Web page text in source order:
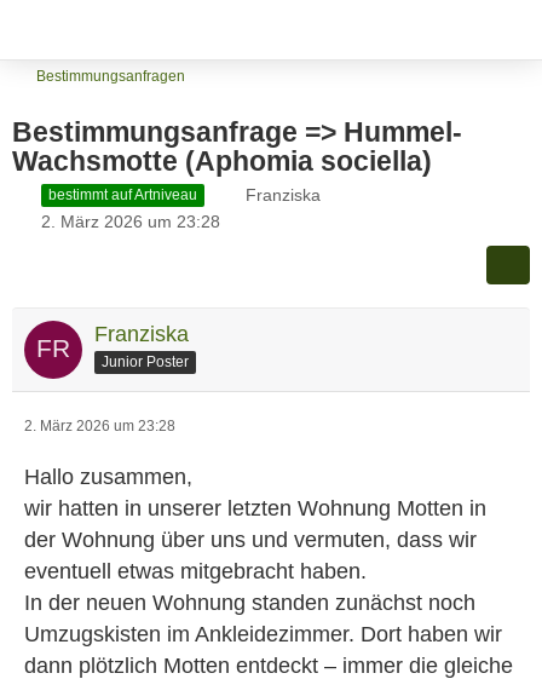
Bestimmungsanfragen
Bestimmungsanfrage => Hummel-
Wachsmotte (Aphomia sociella)
bestimmt auf Artniveau
Franziska
2. März 2026 um 23:28
Franziska
Junior Poster
2. März 2026 um 23:28
Hallo zusammen,
wir hatten in unserer letzten Wohnung Motten in
der Wohnung über uns und vermuten, dass wir
eventuell etwas mitgebracht haben.
In der neuen Wohnung standen zunächst noch
Umzugskisten im Ankleidezimmer. Dort haben wir
dann plötzlich Motten entdeckt – immer die gleiche